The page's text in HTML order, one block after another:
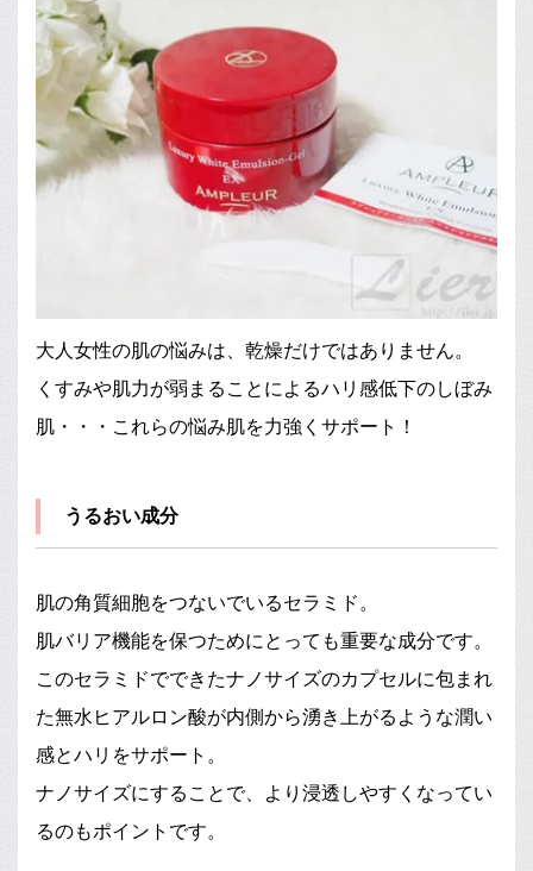
大人女性の肌の悩みは、乾燥だけではありません。
くすみや肌力が弱まることによるハリ感低下のしぼみ
肌・・・これらの悩み肌を力強くサポート！
うるおい成分
肌の角質細胞をつないでいるセラミド。
肌バリア機能を保つためにとっても重要な成分です。
このセラミドでできたナノサイズのカプセルに包まれ
た無水ヒアルロン酸が内側から湧き上がるような潤い
感とハリをサポート。
ナノサイズにすることで、より浸透しやすくなってい
るのもポイントです。